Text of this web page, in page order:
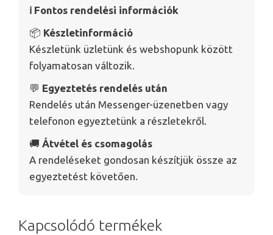
ℹ️ Fontos rendelési információk
📦 Készletinformáció
Készletünk üzletünk és webshopunk között
folyamatosan változik.
💬 Egyeztetés rendelés után
Rendelés után Messenger-üzenetben vagy
telefonon egyeztetünk a részletekről.
🚚 Átvétel és csomagolás
A rendeléseket gondosan készítjük össze az
egyeztetést követően.
Kapcsolódó termékek